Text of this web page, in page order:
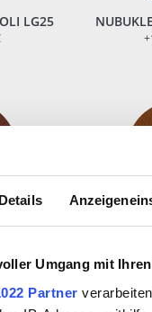
Details
Umgang mit
Partner
LG25